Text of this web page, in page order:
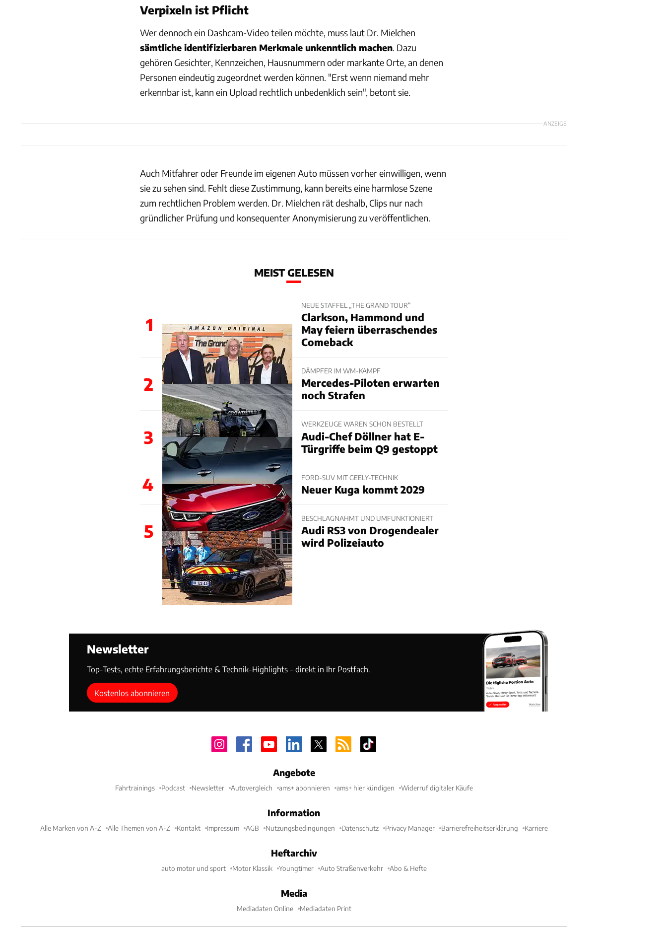
Verpixeln ist Pflicht
Wer dennoch ein Dashcam-Video teilen möchte, muss laut Dr. Mielchen
sämtliche identifizierbaren Merkmale unkenntlich machen. Dazu
gehören Gesichter, Kennzeichen, Hausnummern oder markante Orte, an denen
Personen eindeutig zugeordnet werden können. "Erst wenn niemand mehr
erkennbar ist, kann ein Upload rechtlich unbedenklich sein", betont sie.
ANZEIGE
Auch Mitfahrer oder Freunde im eigenen Auto müssen vorher einwilligen, wenn
sie zu sehen sind. Fehlt diese Zustimmung, kann bereits eine harmlose Szene
zum rechtlichen Problem werden. Dr. Mielchen rät deshalb, Clips nur nach
gründlicher Prüfung und konsequenter Anonymisierung zu veröffentlichen.
MEIST GELESEN
1
NEUE STAFFEL „THE GRAND TOUR“
Clarkson, Hammond und
May feiern überraschendes
Comeback
2
DÄMPFER IM WM-KAMPF
Mercedes-Piloten erwarten
noch Strafen
3
WERKZEUGE WAREN SCHON BESTELLT
Audi-Chef Döllner hat E-
Türgriffe beim Q9 gestoppt
4 FORD-SUV MIT GEELY-TECHNIK
Neuer Kuga kommt 2029
5
BESCHLAGNAHMT UND UMFUNKTIONIERT
Audi RS3 von Drogendealer
wird Polizeiauto
Newsletter
Top-Tests, echte Erfahrungsberichte & Technik-Highlights – direkt in Ihr Postfach.
Kostenlos abonnieren
Angebote
Fahrtrainings Podcast Newsletter Autovergleich ams+ abonnieren ams+ hier kündigen Widerruf digitaler Käufe
Information
Alle Marken von A-Z Alle Themen von A-Z Kontakt Impressum AGB Nutzungsbedingungen Datenschutz Privacy Manager Barrierefreiheitserklärung Karriere
Heftarchiv
auto motor und sport Motor Klassik Youngtimer Auto Straßenverkehr Abo & Hefte
Media
Mediadaten Online Mediadaten Print